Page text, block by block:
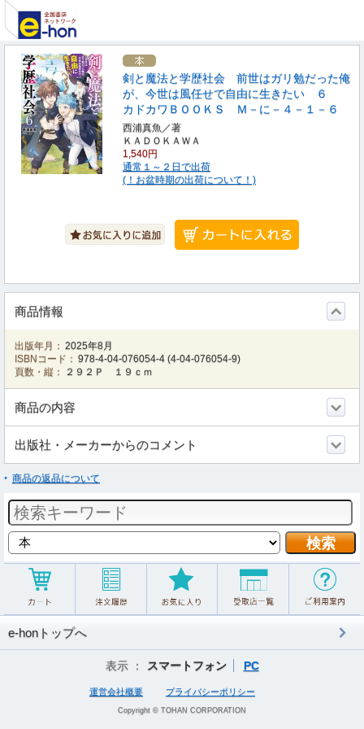
剣と魔法と学歴社会 前世はガリ勉だった俺
が、今世は風任せで自由に生きたい ６
カドカワＢＯＯＫＳ Ｍ－に－４－１－６
西浦真魚／著
ＫＡＤＯＫＡＷＡ
1,540円
通常１～２日で出荷
(！お盆時期の出荷について！)
商品情報
出版年月： 2025年8月
ISBNコード： 978-4-04-076054-4 (4-04-076054-9)
頁数・縦：
２９２Ｐ １９ｃｍ
商品の内容
出版社・メーカーからのコメント
商品の返品について
e-honトップへ
表示 ： スマートフォン PC
運営会社概要 プライバシーポリシー
Copyright © TOHAN CORPORATION